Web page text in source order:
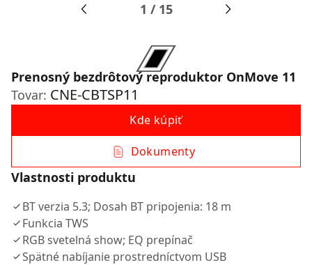
1 / 15
Prenosný bezdrôtový reproduktor OnMove 11
Tovar: CNE-CBTSP11
Kde kúpiť
Dokumenty
Vlastnosti produktu
BT verzia 5.3; Dosah BT pripojenia: 18 m
Funkcia TWS
RGB svetelná show; EQ prepínač
Spätné nabíjanie prostredníctvom USB